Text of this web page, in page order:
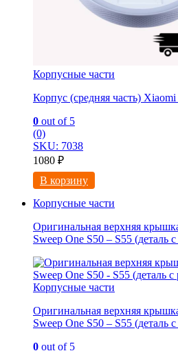
Корпусные части
Корпус (средняя часть)
0 out of 5
(0)
SKU: 7038
1080 ₽
В корзину
Корпусные части
Оригинальная верхняя
Sweep One S50 – S55 (деталь
Корпусные части
Оригинальная верхняя
Sweep One S50 – S55 (деталь
0 out of 5